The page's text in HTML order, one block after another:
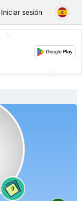
Iniciar sesión
0